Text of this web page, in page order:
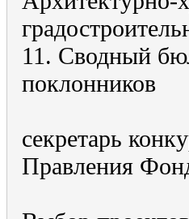
11. Сводный
поклонников
секретарь
Правления